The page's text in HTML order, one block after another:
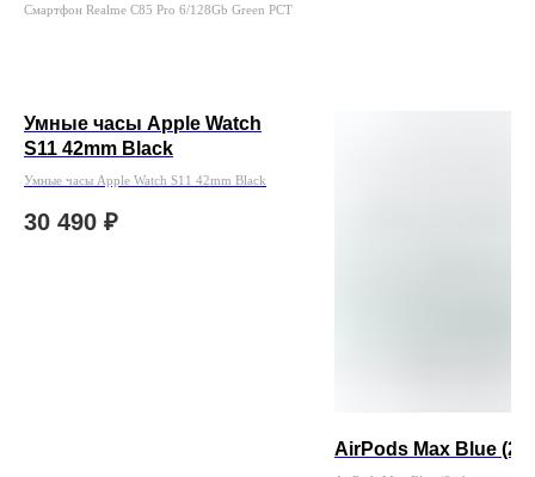
Смартфон Realme C85 Pro 6/128Gb Green РСТ
Умные часы Apple Watch
S11 42mm Black
Умные часы Apple Watch S11 42mm Black
30 490 ₽
AirPods Max Blue